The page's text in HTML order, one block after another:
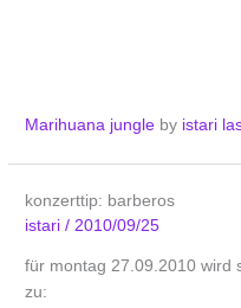
Marihuana jungle by istari
konzerttip: barberos
istari/2010/09/25
für montag 27.09.2010 wird
zu: